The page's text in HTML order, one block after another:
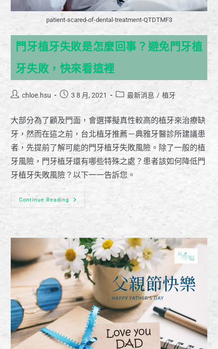
patient-scared-of-dental-treatment-QTDTMF3
門牙植牙失敗是怎麼回事？避免門牙植
牙失敗，快來看這裡
chloe.hsu 3 8 月, 2021 最新消息 / 植牙
大部分為了顧及門面，會選擇擬真性較高的植牙來治療缺
牙，然而在這之前，台北植牙推薦－典雅牙醫診所建議患
者，先提前了解可能的門牙植牙失敗風險。除了一般的植
牙風險，門牙植牙還有哪些特殊之處？患者該如何降低門
牙植牙失敗風險？以下一一告訴您。
Continue Reading